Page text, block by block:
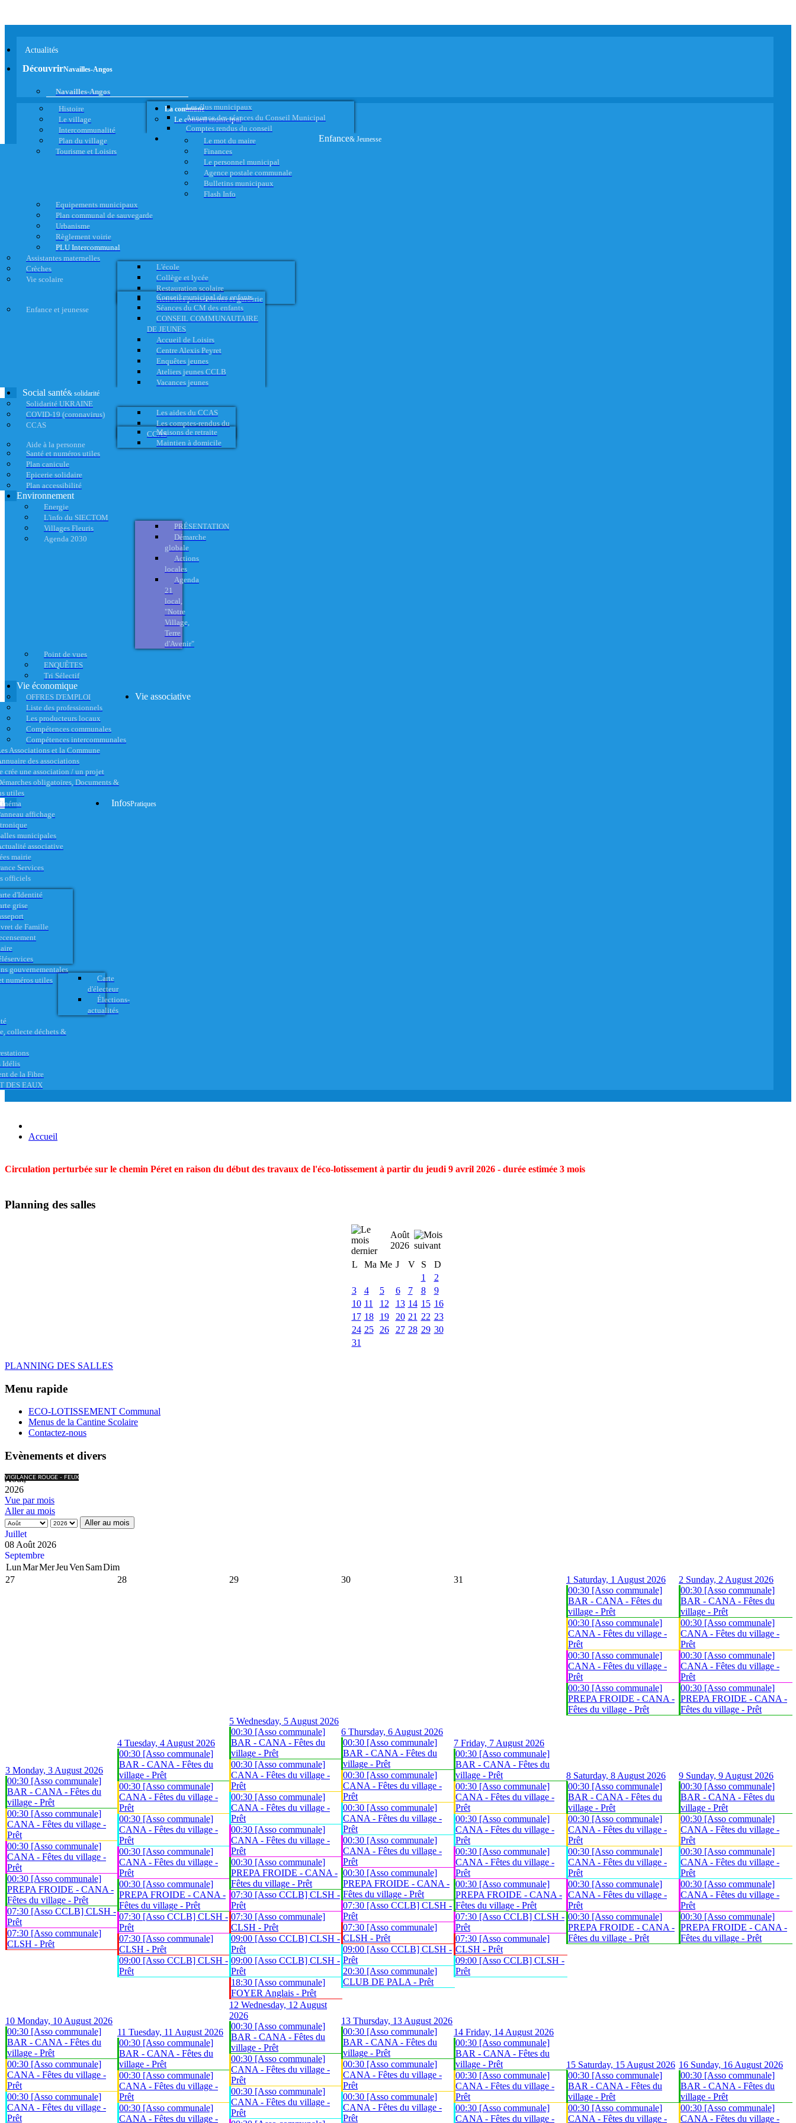
Actualités
DécouvrirNavailles-Angos
Navailles-Angos
Histoire
Le village
Intercommunalité
Plan du village
Tourisme et Loisirs
La commune
Le conseil municipal
Les élus municipaux
Annonce des séances du Conseil Municipal
Comptes rendus du conseil
Le mot du maire
Finances
Le personnel municipal
Agence postale communale
Bulletins municipaux
Flash Info
Equipements municipaux
Plan communal de sauvegarde
Urbanisme
Règlement voirie
PLU Intercommunal
Enfance& Jeunesse
Assistantes maternelles
Crèches
Vie scolaire
L'école
Collège et lycée
Restauration scolaire
Activités périscolaires et garderie
Enfance et jeunesse
Conseil municipal des enfants
Séances du CM des enfants
CONSEIL COMMUNAUTAIRE
DE JEUNES
Accueil de Loisirs
Centre Alexis Peyret
Enquêtes jeunes
Ateliers jeunes CCLB
Vacances jeunes
Social santé& solidarité
Solidarité UKRAINE
COVID-19 (coronavirus)
CCAS
Les aides du CCAS
Les comptes-rendus du
CCAS
Aide à la personne
Maisons de retraite
Maintien à domicile
Santé et numéros utiles
Plan canicule
Epicerie solidaire
Plan accessibilité
Environnement
Energie
L'info du SIECTOM
Villages Fleuris
Agenda 2030
PRÉSENTATION
Démarche
globale
Actions
locales
Agenda
21
local,
"Notre
Village,
Terre
d'Avenir"
Point de vues
ENQUÊTES
Tri Sélectif
Vie économique
OFFRES D'EMPLOI
Liste des professionnels
Les producteurs locaux
Compétences communales
Compétences intercommunales
Vie associative
Associations et la Commune
des associations
crée une association / un projet
obligatoires, Documents &
utiles
affichage
municipales
associative
InfosPratiques
mairie
Services
officiels
d'Identité
grise
de Famille
gouvernementales
numéros utiles
Carte
d'électeur
Élections-
actualités
collecte déchets &
Idélis
de la Fibre
DES EAUX
Accueil
Circulation perturbée sur le chemin Péret en raison du début des travaux de l'éco-lotissement à partir du jeudi 9 avril 2026 - durée estimée 3 mois
Planning des salles
Août
2026
L
Ma Me J V S
D
1
2
3
4 5 6 7 8
9
10 11 12 13 14 15 16
17 18 19 20 21 22 23
24 25 26 27 28 29 30
31
PLANNING DES SALLES
Menu rapide
ECO-LOTISSEMENT Communal
Menus de la Cantine Scolaire
Contactez-nous
Evènements et divers
VIGILANCE ROUGE - FEUX
Août,
2026
Vue par mois
Aller au mois
Aller au mois
Juillet
08 Août 2026
Septembre
LunMarMerJeuVen SamDim
27
28 29 30 31 1 Saturday, 1 August 2026
00:30 [Asso communale]
BAR - CANA - Fêtes du
village - Prêt
00:30 [Asso communale]
CANA - Fêtes du village -
Prêt
00:30 [Asso communale]
CANA - Fêtes du village -
Prêt
00:30 [Asso communale]
PREPA FROIDE - CANA -
Fêtes du village - Prêt
2 Sunday, 2 August 2026
00:30 [Asso communale]
BAR - CANA - Fêtes du
village - Prêt
00:30 [Asso communale]
CANA - Fêtes du village -
Prêt
00:30 [Asso communale]
CANA - Fêtes du village -
Prêt
00:30 [Asso communale]
PREPA FROIDE - CANA -
Fêtes du village - Prêt
3 Monday, 3 August 2026
00:30 [Asso communale]
BAR - CANA - Fêtes du
village - Prêt
00:30 [Asso communale]
CANA - Fêtes du village -
Prêt
00:30 [Asso communale]
CANA - Fêtes du village -
Prêt
00:30 [Asso communale]
PREPA FROIDE - CANA -
Fêtes du village - Prêt
07:30 [Asso CCLB] CLSH -
Prêt
07:30 [Asso communale]
CLSH - Prêt
4 Tuesday, 4 August 2026
00:30 [Asso communale]
BAR - CANA - Fêtes du
village - Prêt
00:30 [Asso communale]
CANA - Fêtes du village -
Prêt
00:30 [Asso communale]
CANA - Fêtes du village -
Prêt
00:30 [Asso communale]
CANA - Fêtes du village -
Prêt
00:30 [Asso communale]
PREPA FROIDE - CANA -
Fêtes du village - Prêt
07:30 [Asso CCLB] CLSH -
Prêt
07:30 [Asso communale]
CLSH - Prêt
09:00 [Asso CCLB] CLSH -
Prêt
5 Wednesday, 5 August 2026
00:30 [Asso communale]
BAR - CANA - Fêtes du
village - Prêt
00:30 [Asso communale]
CANA - Fêtes du village -
Prêt
00:30 [Asso communale]
CANA - Fêtes du village -
Prêt
00:30 [Asso communale]
CANA - Fêtes du village -
Prêt
00:30 [Asso communale]
PREPA FROIDE - CANA -
Fêtes du village - Prêt
07:30 [Asso CCLB] CLSH -
Prêt
07:30 [Asso communale]
CLSH - Prêt
09:00 [Asso CCLB] CLSH -
Prêt
09:00 [Asso CCLB] CLSH -
Prêt
18:30 [Asso communale]
FOYER Anglais - Prêt
6 Thursday, 6 August 2026
00:30 [Asso communale]
BAR - CANA - Fêtes du
village - Prêt
00:30 [Asso communale]
CANA - Fêtes du village -
Prêt
00:30 [Asso communale]
CANA - Fêtes du village -
Prêt
00:30 [Asso communale]
CANA - Fêtes du village -
Prêt
00:30 [Asso communale]
PREPA FROIDE - CANA -
Fêtes du village - Prêt
07:30 [Asso CCLB] CLSH -
Prêt
07:30 [Asso communale]
CLSH - Prêt
09:00 [Asso CCLB] CLSH -
Prêt
20:30 [Asso communale]
CLUB DE PALA - Prêt
7 Friday, 7 August 2026
00:30 [Asso communale]
BAR - CANA - Fêtes du
village - Prêt
00:30 [Asso communale]
CANA - Fêtes du village -
Prêt
00:30 [Asso communale]
CANA - Fêtes du village -
Prêt
00:30 [Asso communale]
CANA - Fêtes du village -
Prêt
00:30 [Asso communale]
PREPA FROIDE - CANA -
Fêtes du village - Prêt
07:30 [Asso CCLB] CLSH -
Prêt
07:30 [Asso communale]
CLSH - Prêt
09:00 [Asso CCLB] CLSH -
Prêt
8 Saturday, 8 August 2026
00:30 [Asso communale]
BAR - CANA - Fêtes du
village - Prêt
00:30 [Asso communale]
CANA - Fêtes du village -
Prêt
00:30 [Asso communale]
CANA - Fêtes du village -
Prêt
00:30 [Asso communale]
CANA - Fêtes du village -
Prêt
00:30 [Asso communale]
PREPA FROIDE - CANA -
Fêtes du village - Prêt
9 Sunday, 9 August 2026
00:30 [Asso communale]
BAR - CANA - Fêtes du
village - Prêt
00:30 [Asso communale]
CANA - Fêtes du village -
Prêt
00:30 [Asso communale]
CANA - Fêtes du village -
Prêt
00:30 [Asso communale]
CANA - Fêtes du village -
Prêt
00:30 [Asso communale]
PREPA FROIDE - CANA -
Fêtes du village - Prêt
10 Monday, 10 August 2026
00:30 [Asso communale]
BAR - CANA - Fêtes du
village - Prêt
00:30 [Asso communale]
CANA - Fêtes du village -
Prêt
00:30 [Asso communale]
CANA - Fêtes du village -
Prêt
11 Tuesday, 11 August 2026
00:30 [Asso communale]
BAR - CANA - Fêtes du
village - Prêt
00:30 [Asso communale]
CANA - Fêtes du village -
Prêt
00:30 [Asso communale]
CANA - Fêtes du village -
12 Wednesday, 12 August
2026
00:30 [Asso communale]
BAR - CANA - Fêtes du
village - Prêt
00:30 [Asso communale]
CANA - Fêtes du village -
Prêt
00:30 [Asso communale]
CANA - Fêtes du village -
Prêt
13 Thursday, 13 August 2026
00:30 [Asso communale]
BAR - CANA - Fêtes du
village - Prêt
00:30 [Asso communale]
CANA - Fêtes du village -
Prêt
00:30 [Asso communale]
CANA - Fêtes du village -
Prêt
14 Friday, 14 August 2026
00:30 [Asso communale]
BAR - CANA - Fêtes du
village - Prêt
00:30 [Asso communale]
CANA - Fêtes du village -
Prêt
00:30 [Asso communale]
CANA - Fêtes du village -
15 Saturday, 15 August 2026
00:30 [Asso communale]
BAR - CANA - Fêtes du
village - Prêt
00:30 [Asso communale]
CANA - Fêtes du village -
16 Sunday, 16 August 2026
00:30 [Asso communale]
BAR - CANA - Fêtes du
village - Prêt
00:30 [Asso communale]
CANA - Fêtes du village -